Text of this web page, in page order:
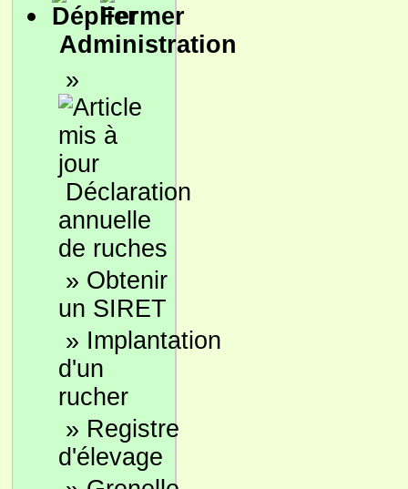
Administration
»
Déclaration
annuelle
de ruches
» Obtenir
un SIRET
» Implantation
d'un
rucher
» Registre
d'élevage